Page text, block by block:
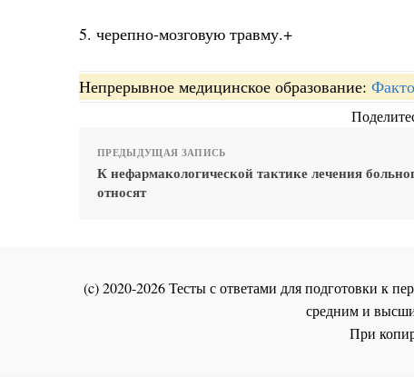
5. черепно-мозговую травму.+
Непрерывное медицинское образование:
ПРЕДЫДУЩАЯ ЗАПИСЬ
К нефармакологической тактике лечения
относят
(c) 2020-2026 Тесты с ответами для подготовки к
средним и
При